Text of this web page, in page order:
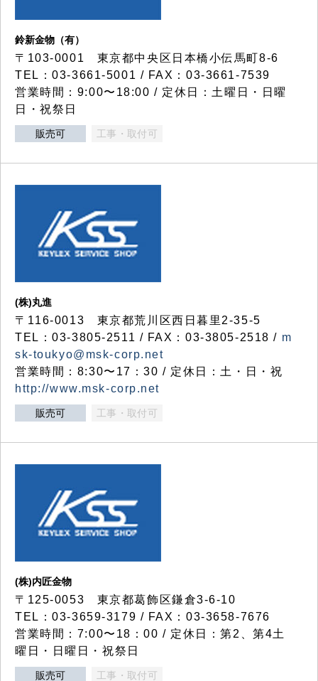
鈴新金物（有）
〒103-0001 東京都中央区日本橋小伝馬町8-6
TEL：03-3661-5001 / FAX：03-3661-7539
営業時間：9:00〜18:00 / 定休日：土曜日・日曜
日・祝祭日
販売可 工事・取付可
(株)丸進
〒116-0013 東京都荒川区西日暮里2-35-5
TEL：03-3805-2511 / FAX：03-3805-2518 / m
sk-toukyo@msk-corp.net
営業時間：8:30〜17：30 / 定休日：土・日・祝
http://www.msk-corp.net
販売可 工事・取付可
(株)内匠金物
〒125-0053 東京都葛飾区鎌倉3-6-10
TEL：03-3659-3179 / FAX：03-3658-7676
営業時間：7:00〜18：00 / 定休日：第2、第4土
曜日・日曜日・祝祭日
販売可 工事・取付可